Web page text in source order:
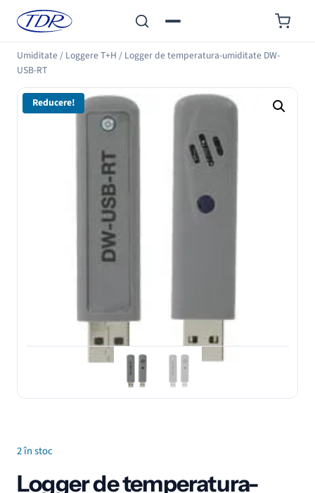
Umiditate/ Loggere T+H / Logger de temperatura-umiditate DW-
USB-RT
Reducere!
Logger de temperatura-
2 în stoc